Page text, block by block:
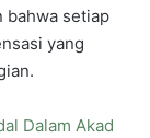
bahwa setiap
yang
Dalam Akad